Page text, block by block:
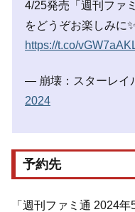
4/25発売「週刊ファ
をどうぞお楽しみに✨
https://t.co/
— 崩壊：スターレイ
2024
予約先
「週刊ファミ通 2024